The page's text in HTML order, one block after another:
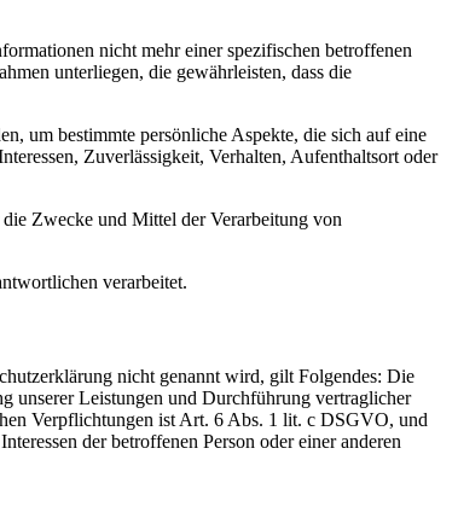
nicht mehr einer spezifischen betroffenen
unterliegen, die gewährleisten, dass die
um bestimmte persönliche Aspekte, die sich auf eine
Zuverlässigkeit, Verhalten, Aufenthaltsort oder
Zwecke und Mittel der Verarbeitung von
verarbeitet.
nicht genannt wird, gilt Folgendes: Die
unserer Leistungen und Durchführung vertraglicher
Verpflichtungen ist Art. 6 Abs. 1 lit. c DSGVO, und
der betroffenen Person oder einer anderen